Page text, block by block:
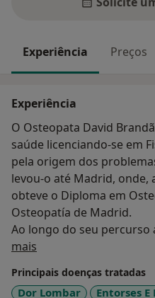
Experiência Preços
Experiência
O Osteopata David
saúde licenciando-se em
pela origem dos
levou-o até Madrid, onde,
obteve o Diploma em
Osteopatía de Madrid.
Ao longo do seu percurso
conhecimento profundo
complementares como:
mais
Principais doenças tratadas
Dor Lombar
Entorses